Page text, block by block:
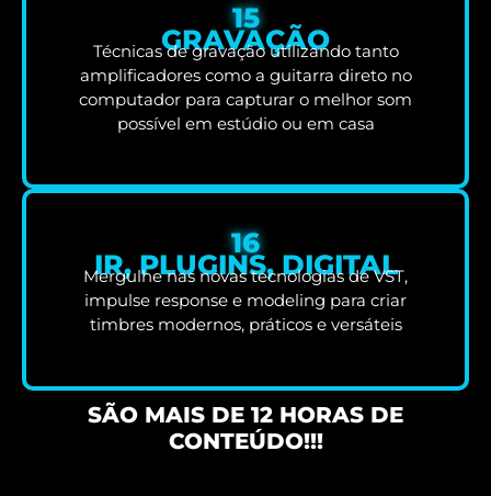
15
GRAVAÇÃO
Técnicas de gravação utilizando tanto
amplificadores como a guitarra direto no
computador para capturar o melhor som
possível em estúdio ou em casa
16
IR, PLUGINS, DIGITAL
Mergulhe nas novas tecnologias de VST,
impulse response e modeling para criar
timbres modernos, práticos e versáteis
SÃO MAIS DE 12 HORAS DE
CONTEÚDO!!!